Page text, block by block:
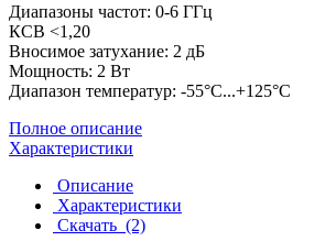
Диапазоны частот: 0-6 ГГц
КСВ <1,20
Вносимое затухание: 2 дБ
Мощность: 2 Вт
Диапазон температур: -55°C...+125°C
Полное описание
Характеристики
Описание
Характеристики
Скачать (2)